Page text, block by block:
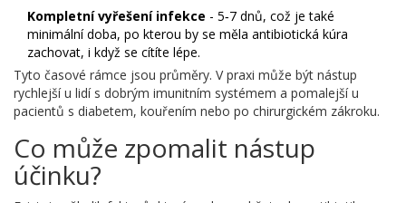
Kompletní vyřešení infekce - 5‑7 dnů, což je také
minimální doba, po kterou by se měla antibiotická kúra
zachovat, i když se cítíte lépe.
Tyto časové rámce jsou průměry. V praxi může být nástup
rychlejší u lidí s dobrým imunitním systémem a pomalejší u
pacientů s diabetem, kouřením nebo po chirurgickém zákroku.
Co může zpomalit nástup
účinku?